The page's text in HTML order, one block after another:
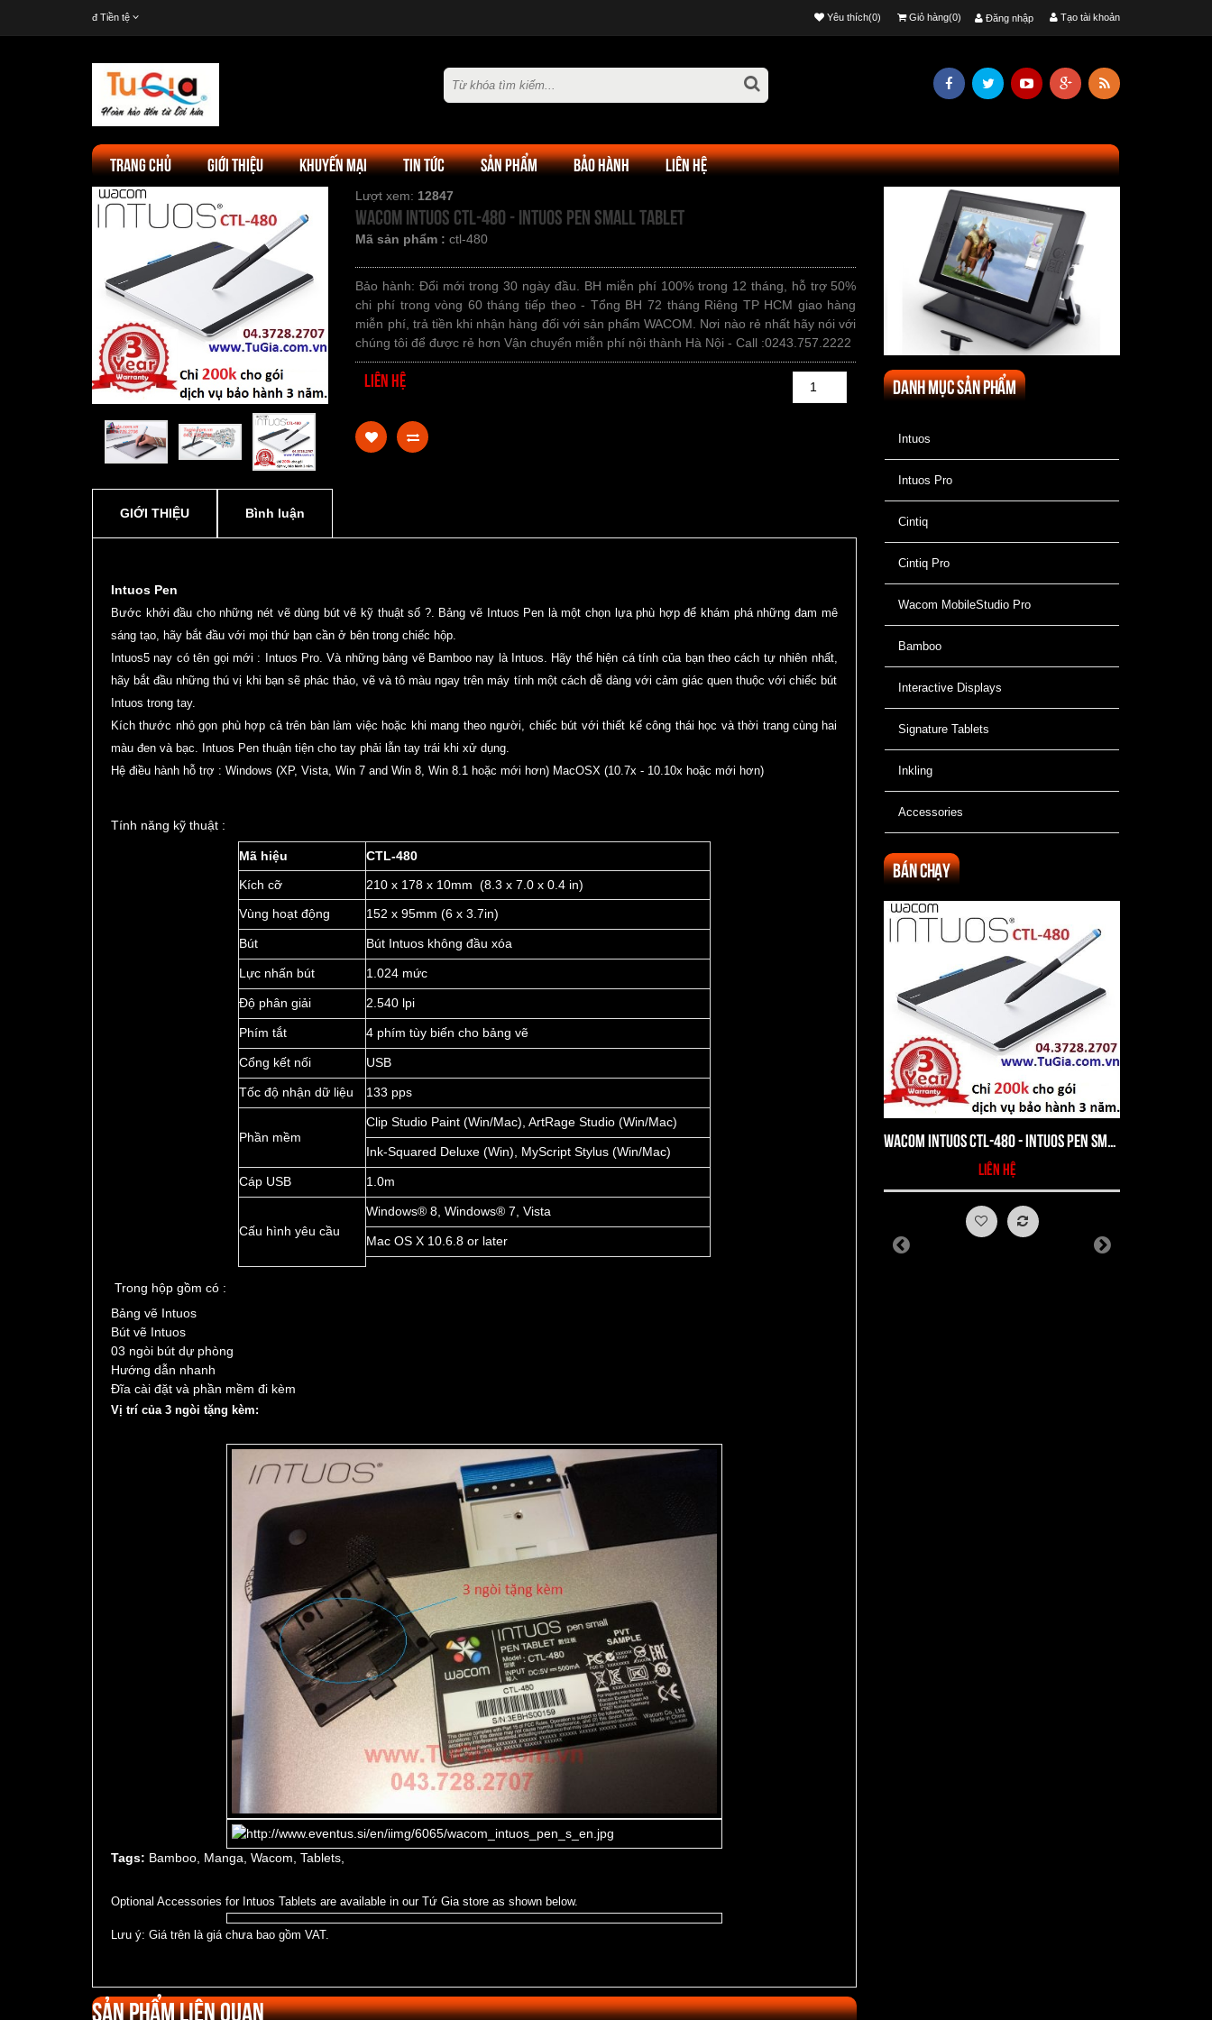
đ Tiền tệ Đăng nhập Tạo tài khoản
Yêu thích(0) Giỏ hàng(0)
TRANG CHỦ GIỚI THIỆU KHUYẾN MẠI TIN TỨC SẢN PHẨM BẢO HÀNH LIÊN HỆ
Lượt xem: 12847
Wacom Intuos CTL-480 - Intuos Pen Small Tablet
Mã sản phẩm : ctl-480
Bảo hành: Đổi mới trong 30 ngày đầu. BH miễn phí 100% trong 12 tháng, hỗ trợ 50%
chi phí trong vòng 60 tháng tiếp theo - Tổng BH 72 tháng Riêng TP HCM giao hàng
miễn phí, trả tiền khi nhận hàng đối với sản phẩm WACOM. Nơi nào rẻ nhất hãy nói với
chúng tôi để được rẻ hơn Vận chuyển miễn phí nội thành Hà Nội - Call :0243.757.2222
liên hệ
GIỚI THIỆU Bình luận
Intuos Pen
Bước khởi đầu cho những nét vẽ dùng bút vẽ kỹ thuật số ?. Bảng vẽ Intuos Pen là một chọn lựa phù hợp để khám phá những đam mê
sáng tạo, hãy bắt đầu với mọi thứ bạn cần ở bên trong chiếc hộp.
Intuos5 nay có tên gọi mới : Intuos Pro. Và những bảng vẽ Bamboo nay là Intuos. Hãy thể hiện cá tính của bạn theo cách tự nhiên nhất,
hãy bắt đầu những thú vị khi bạn sẽ phác thảo, vẽ và tô màu ngay trên máy tính một cách dễ dàng với cảm giác quen thuộc với chiếc bút
Intuos trong tay.
Kích thước nhỏ gọn phù hợp cả trên bàn làm việc hoặc khi mang theo người, chiếc bút với thiết kế công thái học và thời trang cùng hai
màu đen và bạc. Intuos Pen thuận tiện cho tay phải lẫn tay trái khi xử dụng.
Hệ điều hành hỗ trợ : Windows (XP, Vista, Win 7 and Win 8, Win 8.1 hoặc mới hơn) MacOSX (10.7x - 10.10x hoặc mới hơn)
Tính năng kỹ thuật :
Mã hiệu
CTL-480
Kích cỡ
210 x 178 x 10mm (8.3 x 7.0 x 0.4 in)
Vùng hoạt động
152 x 95mm (6 x 3.7in)
Bút Bút Intuos không đầu xóa
Lực nhấn bút 1.024 mức
Độ phân giải 2.540 lpi
Phím tắt 4 phím tùy biến cho bảng vẽ
Cổng kết nối USB
Tốc độ nhận dữ liệu 133 pps
Phần mềm
Clip Studio Paint (Win/Mac), ArtRage Studio (Win/Mac)
Ink-Squared Deluxe (Win), MyScript Stylus (Win/Mac)
Cáp USB 1.0m
Cấu hình yêu cầu
Windows® 8, Windows® 7, Vista
Mac OS X 10.6.8 or later
Trong hộp gồm có :
Bảng vẽ Intuos
Bút vẽ Intuos
03 ngòi bút dự phòng
Hướng dẫn nhanh
Đĩa cài đặt và phần mềm đi kèm
Vị trí của 3 ngòi tặng kèm:
Tags: Bamboo, Manga, Wacom, Tablets,
Optional Accessories for Intuos Tablets are available in our Tứ Gia store as shown below.
Lưu ý: Giá trên là giá chưa bao gồm VAT.
Sản phẩm liên quan
Danh mục sản phẩm
Intuos
Intuos Pro
Cintiq
Cintiq Pro
Wacom MobileStudio Pro
Bamboo
Interactive Displays
Signature Tablets
Inkling
Accessories
Bán chạy
liên hệ